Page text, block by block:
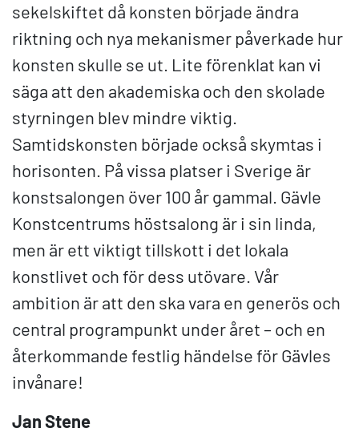
sekelskiftet då konsten började ändra
riktning och nya mekanismer påverkade hur
konsten skulle se ut. Lite förenklat kan vi
säga att den akademiska och den skolade
styrningen blev mindre viktig.
Samtidskonsten började också skymtas i
horisonten. På vissa platser i Sverige är
konstsalongen över 100 år gammal. Gävle
Konstcentrums höstsalong är i sin linda,
men är ett viktigt tillskott i det lokala
konstlivet och för dess utövare. Vår
ambition är att den ska vara en generös och
central programpunkt under året – och en
återkommande festlig händelse för Gävles
invånare!
Jan Stene